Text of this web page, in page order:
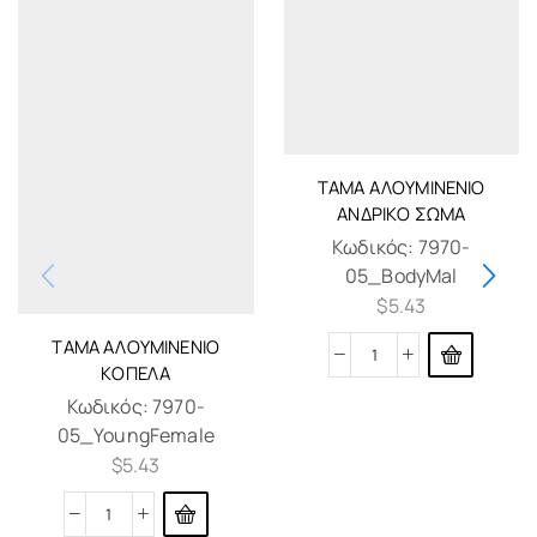
ΤΆΜΑ ΑΛΟΥΜΙΝΈΝΙΟ
ΚΟΠΈΛΑ
Κωδικός:7970-
05_YoungFemale
$5.43
ΤΆΜΑ ΑΛΟΥΜΙΝΈΝΙΟ
ΑΝΔΡΙΚΌ ΣΏΜΑ
Κωδικός: 7970-
05_BodyMal
$5.43